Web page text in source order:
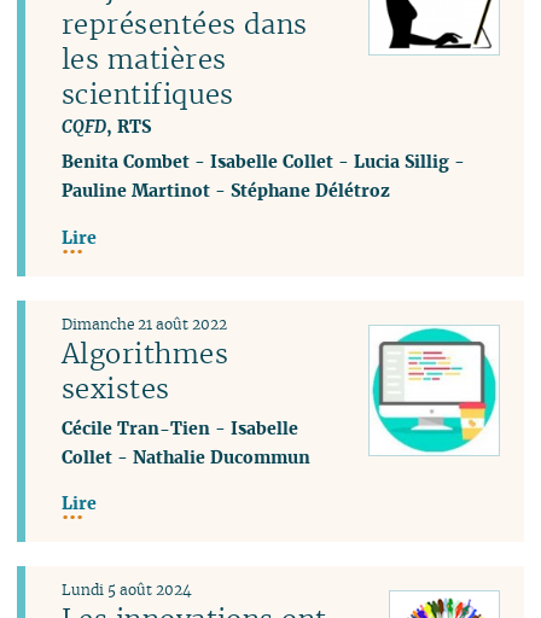
représentées dans
les matières
scientifiques
CQFD, RTS
Benita Combet -Isabelle Collet -Lucia Sillig -
Pauline Martinot -Stéphane Délétroz
Lire
Algorithmes
sexistes
Dimanche 21 août 2022
Cécile Tran-Tien -Isabelle
Collet -Nathalie Ducommun
Lire
Lundi 5 août 2024